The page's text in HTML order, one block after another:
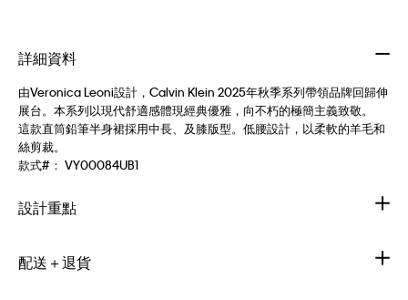
詳細資料
由Veronica Leoni設計，Calvin Klein 2025年秋季系列帶領品牌回歸伸
展台。本系列以現代舒適感體現經典優雅，向不朽的極簡主義致敬。
這款直筒鉛筆半身裙採用中長、及膝版型。低腰設計，以柔軟的羊毛和
絲剪裁。
款式#： VY00084UB1
設計重點
配送＋退貨